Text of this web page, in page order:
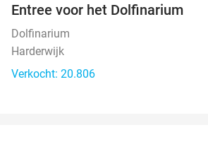
Entree voor het Dolfinarium
Dolfinarium
Harderwijk
Verkocht: 20.806